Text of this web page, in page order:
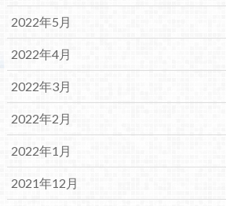
2022年5月
2022年4月
2022年3月
2022年2月
2022年1月
2021年12月